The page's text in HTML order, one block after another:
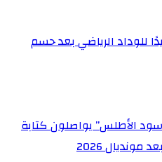
للوداد الرياضي بعد حسم
الأطلس” يواصلون كتابة
2026